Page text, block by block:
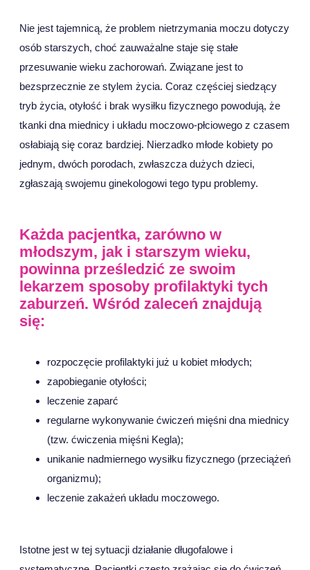
Nie jest tajemnicą, że problem nietrzymania moczu dotyczy
osób starszych, choć zauważalne staje się stałe
przesuwanie wieku zachorowań. Związane jest to
bezsprzecznie ze stylem życia. Coraz częściej siedzący
tryb życia, otyłość i brak wysiłku fizycznego powodują, że
tkanki dna miednicy i układu moczowo-płciowego z czasem
osłabiają się coraz bardziej. Nierzadko młode kobiety po
jednym, dwóch porodach, zwłaszcza dużych dzieci,
zgłaszają swojemu ginekologowi tego typu problemy.
Każda pacjentka, zarówno w
młodszym, jak i starszym wieku,
powinna prześledzić ze swoim
lekarzem sposoby profilaktyki tych
zaburzeń. Wśród zaleceń znajdują
się:
rozpoczęcie profilaktyki już u kobiet młodych;
zapobieganie otyłości;
leczenie zaparć
regularne wykonywanie ćwiczeń mięśni dna miednicy
(tzw. ćwiczenia mięśni Kegla);
unikanie nadmiernego wysiłku fizycznego (przeciążeń
organizmu);
leczenie zakażeń układu moczowego.
Istotne jest w tej sytuacji działanie długofalowe i